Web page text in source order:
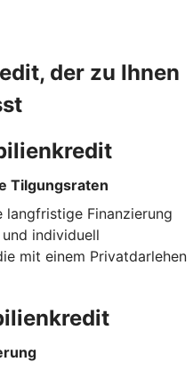
der zu Ihnen
Tilgungsraten
langfristige Finanzierung
individuell
mit einem Privatdarlehen